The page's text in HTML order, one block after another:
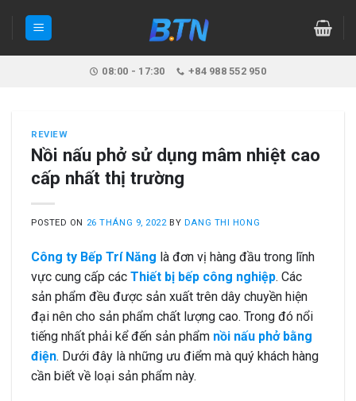
08:00 - 17:30 +84 988 552 950
REVIEW
Nồi nấu phở sử dụng mâm nhiệt cao
cấp nhất thị trường
POSTED ON 26 THÁNG 9, 2022 BY DANG THI HONG
Công ty Bếp Trí Năng là đơn vị hàng đầu trong lĩnh
vực cung cấp các Thiết bị bếp công nghiệp. Các
sản phẩm đều được sản xuất trên dây chuyền hiện
đại nên cho sản phẩm chất lượng cao. Trong đó nổi
tiếng nhất phải kể đến sản phẩm nồi nấu phở bằng
điện. Dưới đây là những ưu điểm mà quý khách hàng
cần biết về loại sản phẩm này.